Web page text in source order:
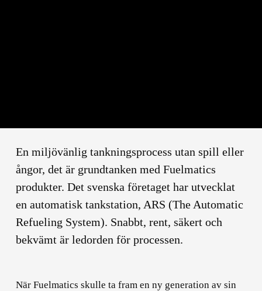
En miljövänlig tankningsprocess utan spill eller
ångor, det är grundtanken med Fuelmatics
produkter. Det svenska företaget har utvecklat
en automatisk tankstation, ARS (The Automatic
Refueling System). Snabbt, rent, säkert och
bekvämt är ledorden för processen.
När Fuelmatics skulle ta fram en ny generation av sin